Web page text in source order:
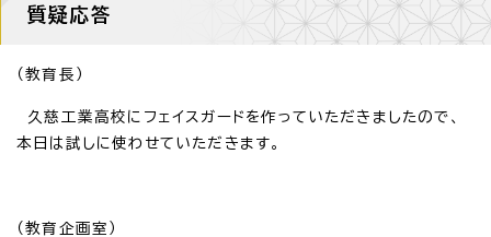
質疑応答
（教育長）
久慈工業高校にフェイスガードを作っていただきましたので、
本日は試しに使わせていただきます。
（教育企画室）